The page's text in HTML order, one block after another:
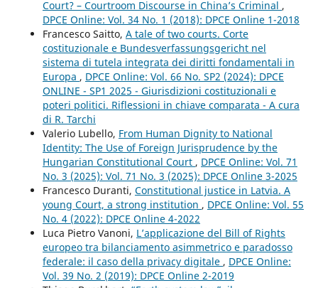
Court? – Courtroom Discourse in China’s Criminal ,
DPCE Online: Vol. 34 No. 1 (2018): DPCE Online 1-2018
Francesco Saitto, A tale of two courts. Corte
costituzionale e Bundesverfassungsgericht nel
sistema di tutela integrata dei diritti fondamentali in
Europa , DPCE Online: Vol. 66 No. SP2 (2024): DPCE
ONLINE - SP1 2025 - Giurisdizioni costituzionali e
poteri politici. Riflessioni in chiave comparata - A cura
di R. Tarchi
Valerio Lubello, From Human Dignity to National
Identity: The Use of Foreign Jurisprudence by the
Hungarian Constitutional Court , DPCE Online: Vol. 71
No. 3 (2025): Vol. 71 No. 3 (2025): DPCE Online 3-2025
Francesco Duranti, Constitutional justice in Latvia. A
young Court, a strong institution , DPCE Online: Vol. 55
No. 4 (2022): DPCE Online 4-2022
Luca Pietro Vanoni, L’applicazione del Bill of Rights
europeo tra bilanciamento asimmetrico e paradosso
federale: il caso della privacy digitale , DPCE Online:
Vol. 39 No. 2 (2019): DPCE Online 2-2019